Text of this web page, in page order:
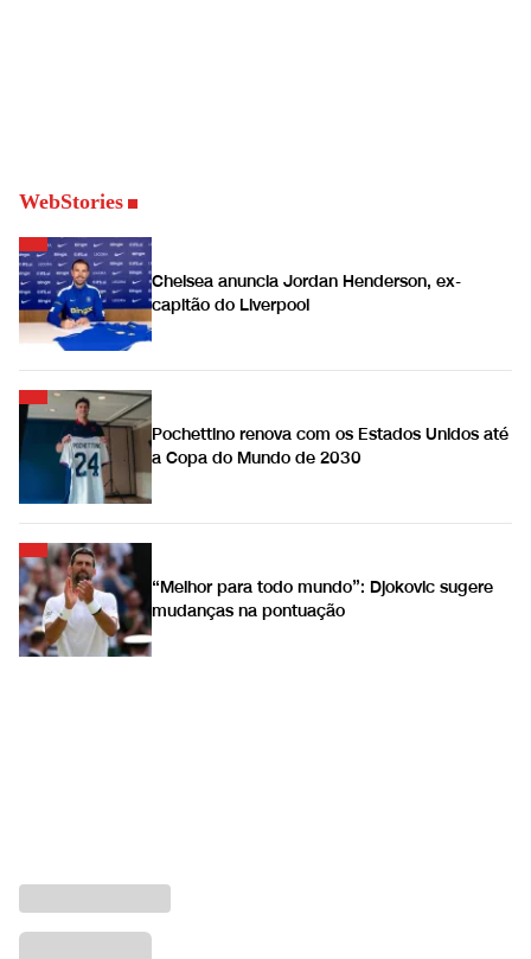
WebStories
Chelsea anuncia Jordan Henderson, ex-
capitão do Liverpool
Pochettino renova com os Estados Unidos até
a Copa do Mundo de 2030
“Melhor para todo mundo”: Djokovic sugere
mudanças na pontuação